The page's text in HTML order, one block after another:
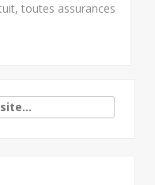
toutes assurances